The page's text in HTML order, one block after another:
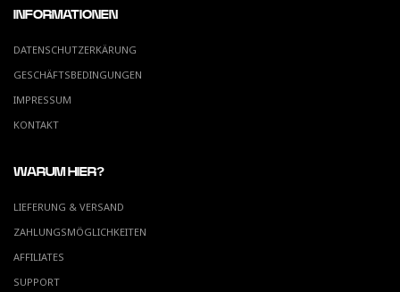
INFORMATIONEN
DATENSCHUTZERKÄRUNG
GESCHÄFTSBEDINGUNGEN
IMPRESSUM
KONTAKT
WARUM HIER?
LIEFERUNG & VERSAND
ZAHLUNGSMÖGLICHKEITEN
AFFILIATES
SUPPORT